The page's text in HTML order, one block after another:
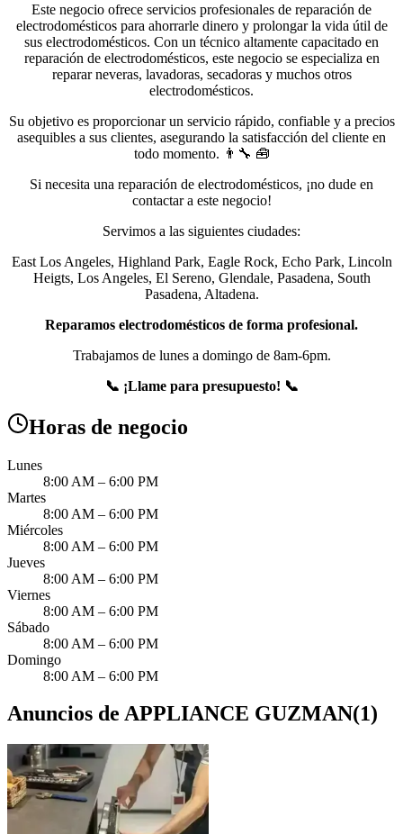
Este negocio ofrece servicios profesionales de reparación de
electrodomésticos para ahorrarle dinero y prolongar la vida útil de
sus electrodomésticos. Con un técnico altamente capacitado en
reparación de electrodomésticos, este negocio se especializa en
reparar neveras, lavadoras, secadoras y muchos otros
electrodomésticos.
Su objetivo es proporcionar un servicio rápido, confiable y a precios
asequibles a sus clientes, asegurando la satisfacción del cliente en
todo momento. 👨‍🔧 🧰
Si necesita una reparación de electrodomésticos, ¡no dude en
contactar a este negocio!
Servimos a las siguientes ciudades:
East Los Angeles, Highland Park, Eagle Rock, Echo Park, Lincoln
Heigts, Los Angeles, El Sereno, Glendale, Pasadena, South
Pasadena, Altadena.
Reparamos electrodomésticos de forma profesional.
Trabajamos de lunes a domingo de 8am-6pm.
📞 ¡Llame para presupuesto! 📞
Horas de negocio
Lunes
8:00 AM – 6:00 PM
Martes
8:00 AM – 6:00 PM
Miércoles
8:00 AM – 6:00 PM
Jueves
8:00 AM – 6:00 PM
Viernes
8:00 AM – 6:00 PM
Sábado
8:00 AM – 6:00 PM
Domingo
8:00 AM – 6:00 PM
Anuncios de APPLIANCE GUZMAN(1)